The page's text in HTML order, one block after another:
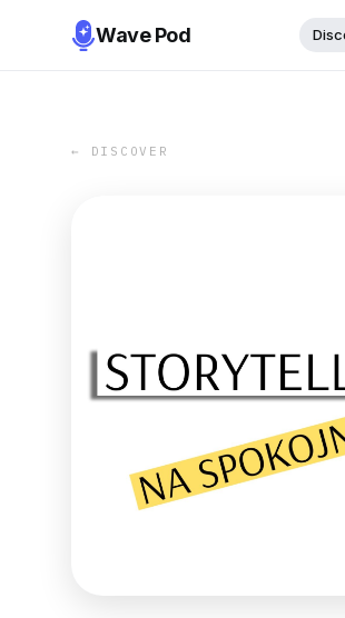
Wave Pod
← DISCOVER